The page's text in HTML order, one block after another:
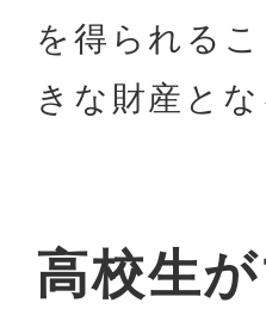
を得られる
きな財産と
高校生